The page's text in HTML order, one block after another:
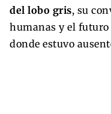
del lobo gris, su
humanas y el futuro
donde estuvo